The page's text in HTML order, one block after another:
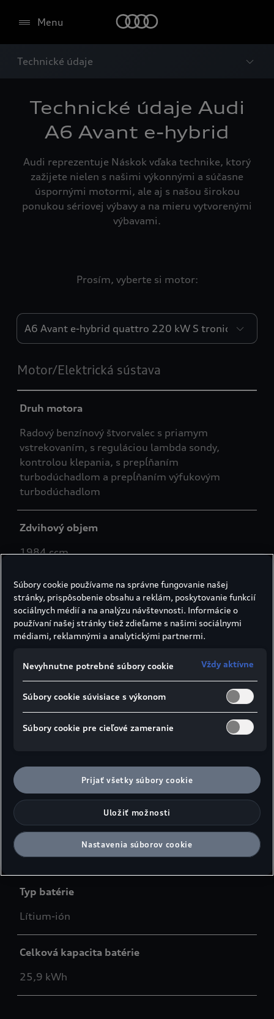
Menu
Technické údaje
Technické údaje Audi
A6 Avant e-hybrid
Audi reprezentuje Náskok vďaka technike, ktorý
zažijete nielen s našimi výkonnými a súčasne
úspornými motormi, ale aj s našou širokou
ponukou sériovej výbavy a na mieru vytvorenými
výbavami.
Prosím, vyberte si motor:
Engines
Motor/Elektrická sústava
Druh motora
Radový benzínový štvorvalec s priamym
vstrekovaním, s reguláciou lambda sondy,
kontrolou klepania, s prepĺňaním
turbodúchadlom a prepĺňaním výfukovým
turbodúchadlom
Zdvihový objem
1984 ccm
Max. výkon
185 kW
299 k
Max. krútiaci moment
450 Nm
Elektrický krútiaci moment
350 Nm
Celkový krútiaci moment
450 Nm
Typ batérie
Lítium-ión
Celková kapacita batérie
25,9 kWh
Súbory cookie používame na správne fungovanie našej
stránky, prispôsobenie obsahu a reklám, poskytovanie funkcií
sociálnych médií a na analýzu návštevnosti. Informácie o
používaní našej stránky tiež zdieľame s našimi sociálnymi
médiami, reklamnými a analytickými partnermi.
Nevyhnutne potrebné súbory cookie Vždy aktívne
Súbory cookie súvisiace s výkonom
Súbory cookie pre cieľové zameranie
Prijať všetky súbory cookie
Uložiť možnosti
Nastavenia súborov cookie